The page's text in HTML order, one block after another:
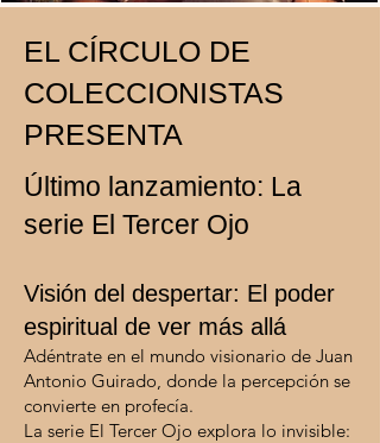
EL CÍRCULO DE
COLECCIONISTAS
PRESENTA
Último lanzamiento: La
serie El Tercer Ojo
Visión del despertar: El poder
espiritual de ver más allá
Adéntrate en el mundo visionario de Juan
Antonio Guirado, donde la percepción se
convierte en profecía.
La serie El Tercer Ojo explora lo invisible: